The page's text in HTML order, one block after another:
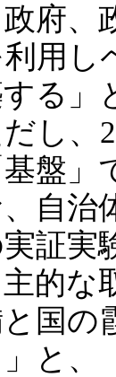
府、
用し
る」
し、
盤」
自治
実証実
的な
国の
と、